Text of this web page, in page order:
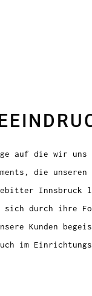
auf die wir
die unseren
Innsbruck
sich durch ihre
Kunden
im